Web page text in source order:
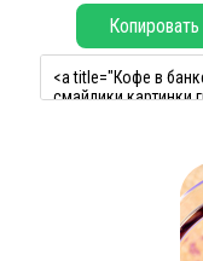
Копировать